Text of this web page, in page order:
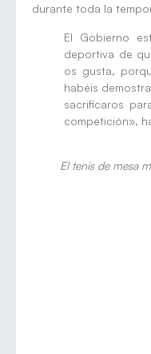
durante toda la
El Gobierno
deportiva de
os gusta,
habéis
sacrificaros
competición»,
El tenis de mesa